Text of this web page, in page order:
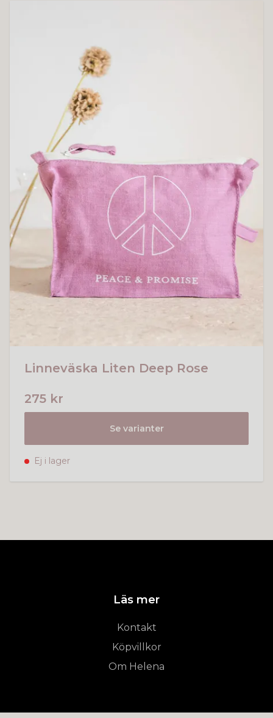
Linneväska Liten Deep Rose
275 kr
Se varianter
Ej i lager
Läs mer
Kontakt
Köpvillkor
Om Helena